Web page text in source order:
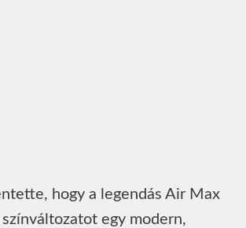
hogy a legendás Air Max
színváltozatot egy modern,